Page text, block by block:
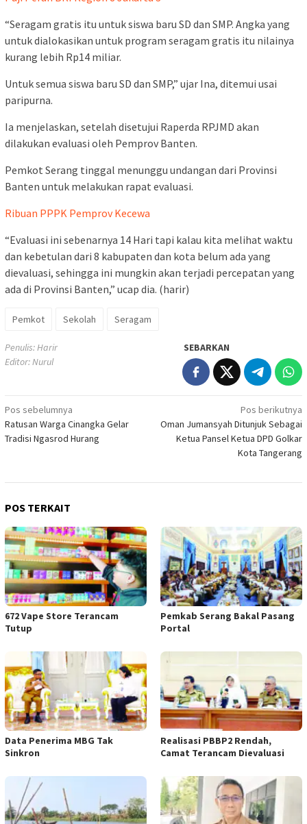
“Seragam gratis itu untuk siswa baru SD dan SMP. Angka yang
untuk dialokasikan untuk program seragam gratis itu nilainya
kurang lebih Rp14 miliar.
Untuk semua siswa baru SD dan SMP,” ujar Ina, ditemui usai
paripurna.
Ia menjelaskan, setelah disetujui Raperda RPJMD akan
dilakukan evaluasi oleh Pemprov Banten.
Pemkot Serang tinggal menunggu undangan dari Provinsi
Banten untuk melakukan rapat evaluasi.
Ribuan PPPK Pemprov Kecewa
“Evaluasi ini sebenarnya 14 Hari tapi kalau kita melihat waktu
dan kebetulan dari 8 kabupaten dan kota belum ada yang
dievaluasi, sehingga ini mungkin akan terjadi percepatan yang
ada di Provinsi Banten,” ucap dia. (harir)
Pemkot Sekolah Seragam
Penulis: Harir
Editor: Nurul
SEBARKAN
Navigasi
pos
Pos sebelumnya
Ratusan Warga Cinangka Gelar
Tradisi Ngasrod Hurang
Pos berikutnya
Oman Jumansyah Ditunjuk Sebagai
Ketua Pansel Ketua DPD Golkar
Kota Tangerang
POS TERKAIT
672 Vape Store Terancam
Tutup
Pemkab Serang Bakal Pasang
Portal
Data Penerima MBG Tak
Sinkron
Realisasi PBBP2 Rendah,
Camat Terancam Dievaluasi